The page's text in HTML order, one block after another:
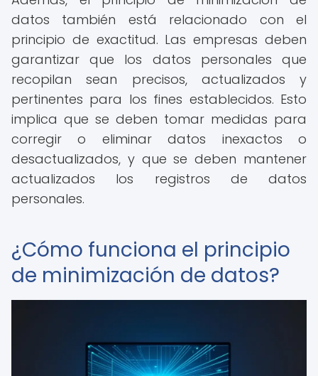
datos también está relacionado con el
principio de exactitud. Las empresas deben
garantizar que los datos personales que
recopilan sean precisos, actualizados y
pertinentes para los fines establecidos. Esto
implica que se deben tomar medidas para
corregir o eliminar datos inexactos o
desactualizados, y que se deben mantener
actualizados los registros de datos
personales.
¿Cómo funciona el principio
de minimización de datos?